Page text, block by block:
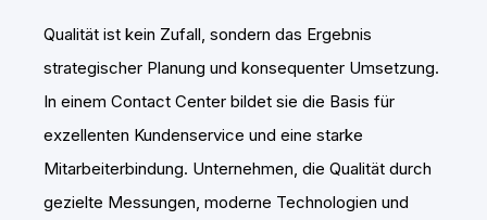
Qualität ist kein Zufall, sondern das Ergebnis
strategischer Planung und konsequenter Umsetzung.
In einem Contact Center bildet sie die Basis für
exzellenten Kundenservice und eine starke
Mitarbeiterbindung. Unternehmen, die Qualität durch
gezielte Messungen, moderne Technologien und